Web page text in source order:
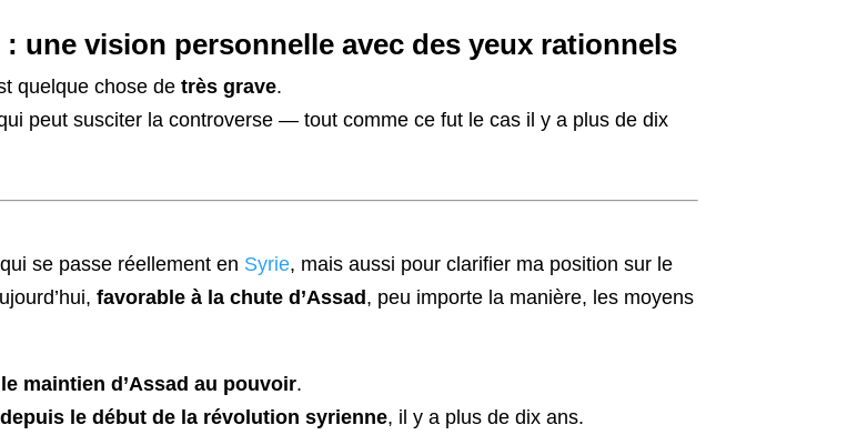
une vision personnelle avec des yeux rationnels
quelque chose detrès grave.
peut susciter la controverse — tout comme ce fut le cas il y a plus de dix
se passe réellement en Syrie, mais aussi pour clarifier ma position sur le
favorable à la chute d’Assad , peu importe la manière, les moyens
maintien d’Assad au pouvoir.
depuis le début de la révolution syrienne, il y a plus de dix ans.